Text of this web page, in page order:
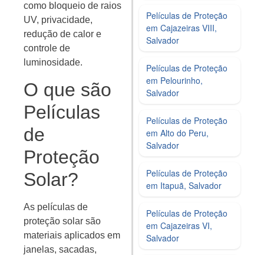
como bloqueio de raios
UV, privacidade,
redução de calor e
controle de
luminosidade.
O que são
Películas
de
Proteção
Solar?
As películas de
proteção solar são
materiais aplicados em
janelas, sacadas,
Películas de Proteção
em Cajazeiras VIII,
Salvador
Películas de Proteção
em Pelourinho,
Salvador
Películas de Proteção
em Alto do Peru,
Salvador
Películas de Proteção
em Itapuã, Salvador
Películas de Proteção
em Cajazeiras VI,
Salvador